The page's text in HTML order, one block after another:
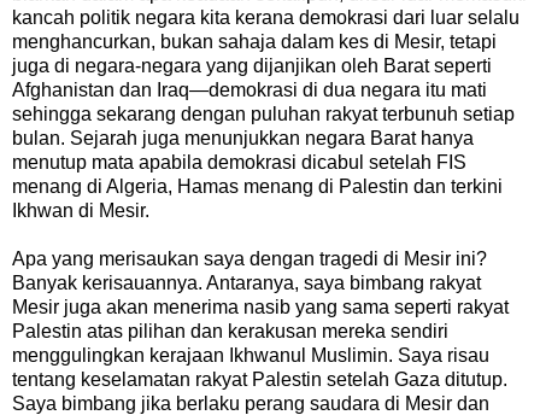
kancah politik negara kita kerana demokrasi dari luar selalu
menghancurkan, bukan sahaja dalam kes di Mesir, tetapi
juga di negara-negara yang dijanjikan oleh Barat seperti
Afghanistan dan Iraq—demokrasi di dua negara itu mati
sehingga sekarang dengan puluhan rakyat terbunuh setiap
bulan. Sejarah juga menunjukkan negara Barat hanya
menutup mata apabila demokrasi dicabul setelah FIS
menang di Algeria, Hamas menang di Palestin dan terkini
Ikhwan di Mesir.
Apa yang merisaukan saya dengan tragedi di Mesir ini?
Banyak kerisauannya. Antaranya, saya bimbang rakyat
Mesir juga akan menerima nasib yang sama seperti rakyat
Palestin atas pilihan dan kerakusan mereka sendiri
menggulingkan kerajaan Ikhwanul Muslimin. Saya risau
tentang keselamatan rakyat Palestin setelah Gaza ditutup.
Saya bimbang jika berlaku perang saudara di Mesir dan